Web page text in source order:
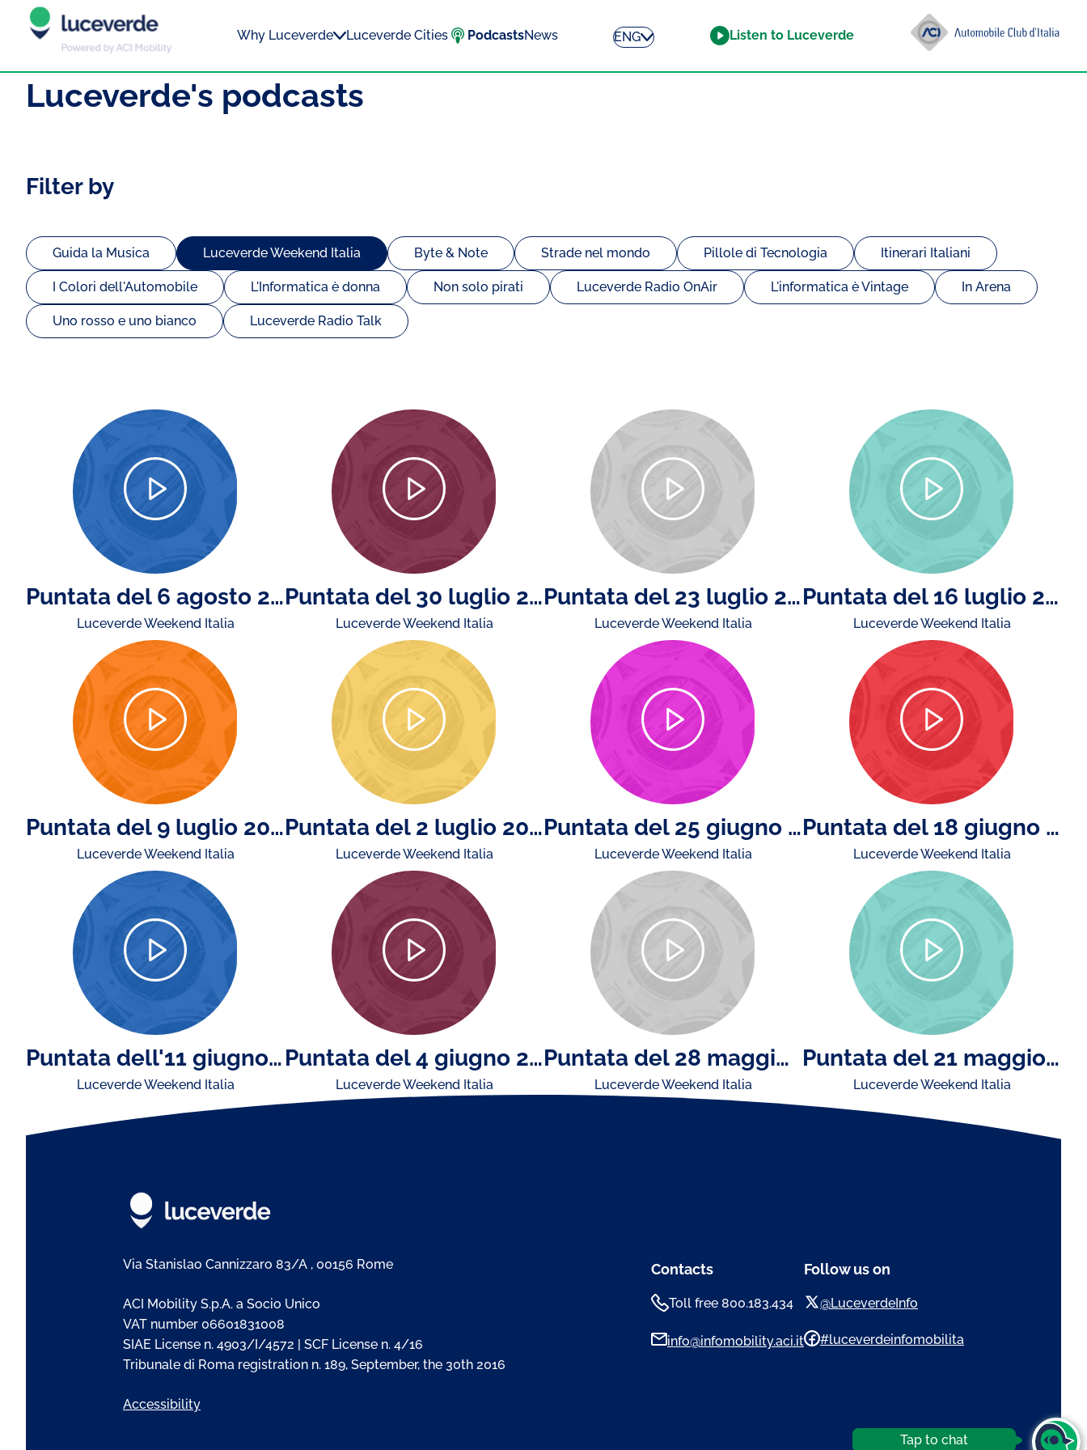
Why Luceverde Luceverde Cities PodcastsNews ENG Listen to Luceverde
Luceverde's podcasts
Filter by
Guida la Musica Luceverde Weekend Italia Byte & Note Strade nel mondo Pillole di Tecnologia Itinerari Italiani
I Colori dell'Automobile L'Informatica è donna Non solo pirati Luceverde Radio OnAir L'informatica è Vintage In Arena
Uno rosso e uno bianco Luceverde Radio Talk
Puntata del 6 agosto 2026
Luceverde Weekend Italia
Puntata del 30 luglio 2026
Luceverde Weekend Italia
Puntata del 23 luglio 2026
Luceverde Weekend Italia
Puntata del 16 luglio 2026
Luceverde Weekend Italia
Puntata del 9 luglio 2026
Luceverde Weekend Italia
Puntata del 2 luglio 2026
Luceverde Weekend Italia
Puntata del 25 giugno 2026
Luceverde Weekend Italia
Puntata del 18 giugno 2026
Luceverde Weekend Italia
Puntata dell'11 giugno 2026
Luceverde Weekend Italia
Puntata del 4 giugno 2026
Luceverde Weekend Italia
Puntata del 28 maggio 2026
Luceverde Weekend Italia
Puntata del 21 maggio 2026
Luceverde Weekend Italia
Via Stanislao Cannizzaro 83/A , 00156 Rome
ACI Mobility S.p.A. a Socio Unico
VAT number 06601831008
SIAE License n. 4903/I/4572 | SCF License n. 4/16
Tribunale di Roma registration n. 189, September, the 30th 2016
Accessibility
Contacts
Toll free 800.183.434
info@infomobility.aci.it
Follow us on
@LuceverdeInfo
#luceverdeinfomobilita
Tap to chat